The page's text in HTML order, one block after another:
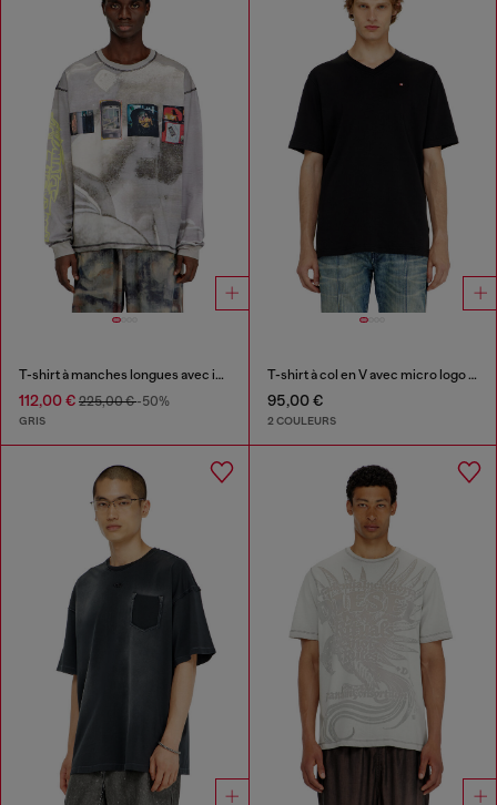
T-shirt à manches longues avec imprimé intégral et empiècements
112,00 € 225,00 €-50%
GRIS
T-shirt à col en V avec micro logo brodé
95,00 €
2 COULEURS